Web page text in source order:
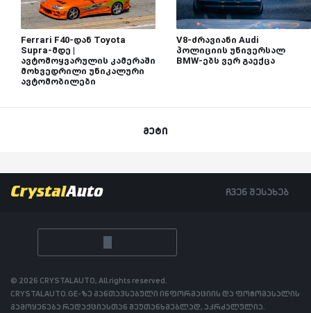
Ferrari F40-დან Toyota
Supra-მდე |
ავტომოყვარულის კამერაში
მოხვედრილი უნიკალური
ავტომობილები
V8-ძრავიანი Audi
პოლიციის უნივერსალ
BMW-ებს ვერ გაექცა
მეტი
ჩვენ შესახებ
© 2026 CRYSTALAUTO, All rights reserved.
CRYSTALAUTO.GE-ზე განთავსებული ინფორმაციის და ფოტომასალის
გამოყენება რედაქციასთან შეუთანხმებლად, აკრძალულია.